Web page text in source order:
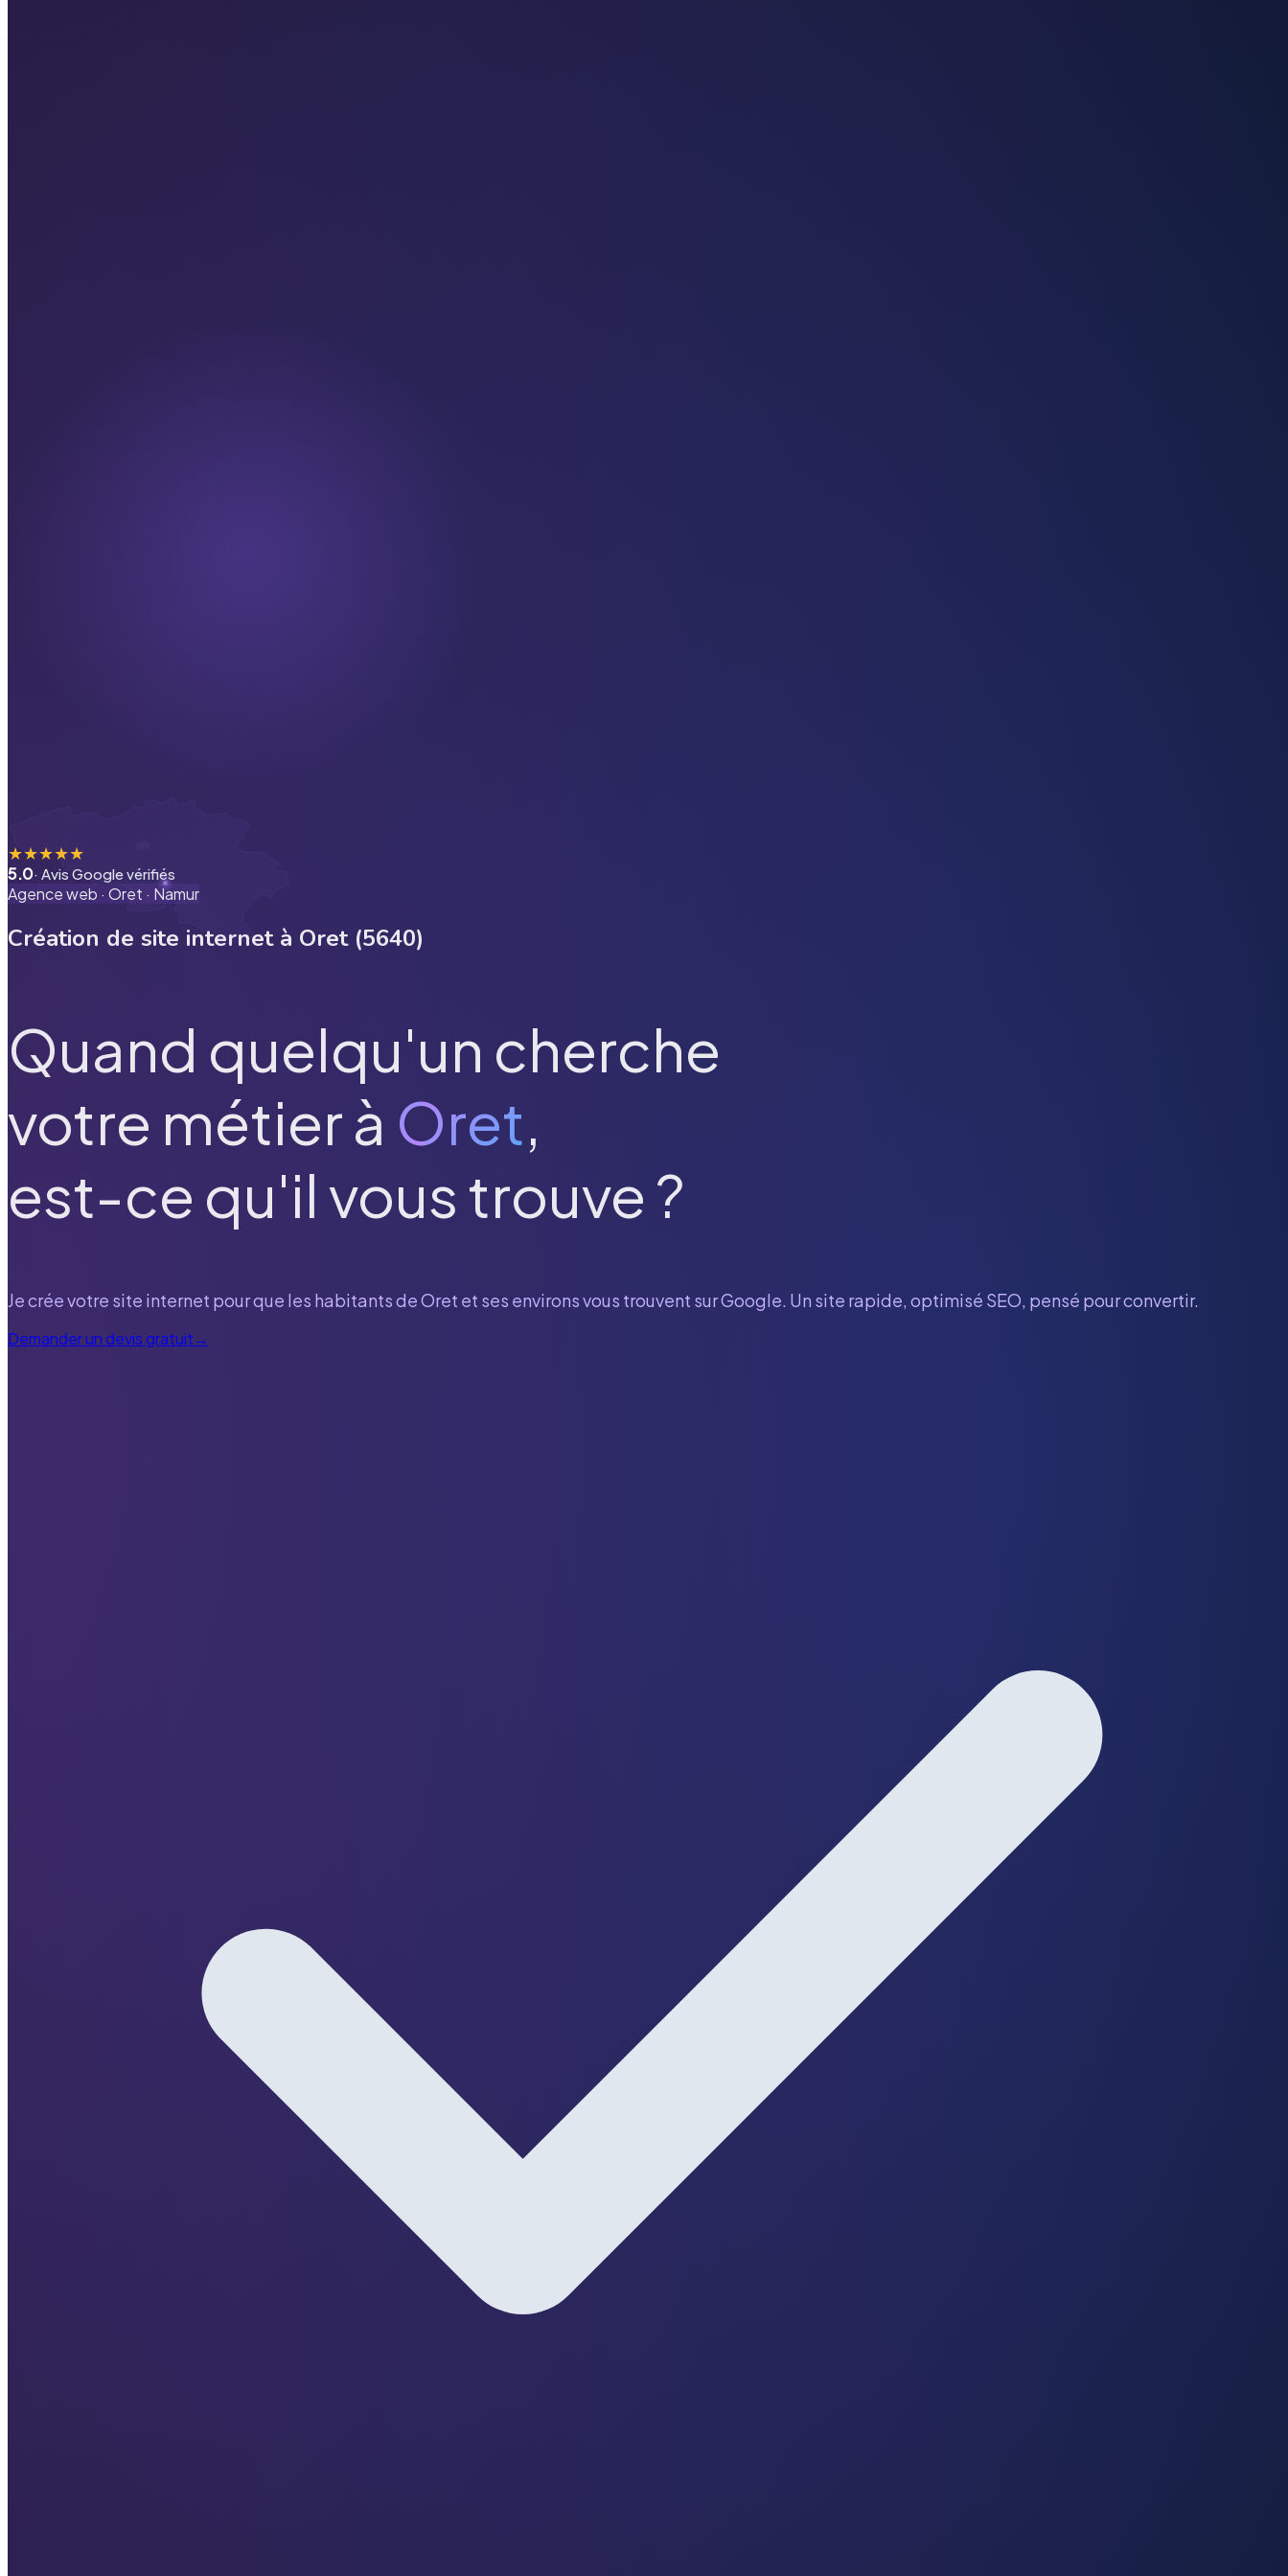
★★★★★
5.0· Avis Google vérifiés
Agence web · Oret · Namur
Création de site internet à Oret(5640)
Quand quelqu'un cherche
votre métier à Oret,
est-ce qu'il vous trouve ?
Je crée votre site internet pour que les habitants deOret et ses environs vous trouvent sur Google. Un site rapide, optimisé SEO, pensé pour convertir.
Demander un devis gratuit→